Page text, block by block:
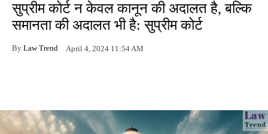
सुप्रीम कोर्ट न केवल कानून की अदालत है, बल्कि
समानता की अदालत भी है: सुप्रीम कोर्ट
By Law Trend April 4, 2024 11:54 AM